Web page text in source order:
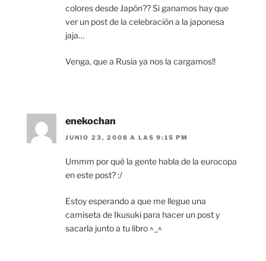
colores desde Japón?? Si ganamos hay que
ver un post de la celebración a la japonesa
jaja…
Venga, que a Rusia ya nos la cargamos!!
enekochan
JUNIO 23, 2008 A LAS 9:15 PM
Ummm por qué la gente habla de la eurocopa
en este post? :/
Estoy esperando a que me llegue una
camiseta de Ikusuki para hacer un post y
sacarla junto a tu libro ^_^